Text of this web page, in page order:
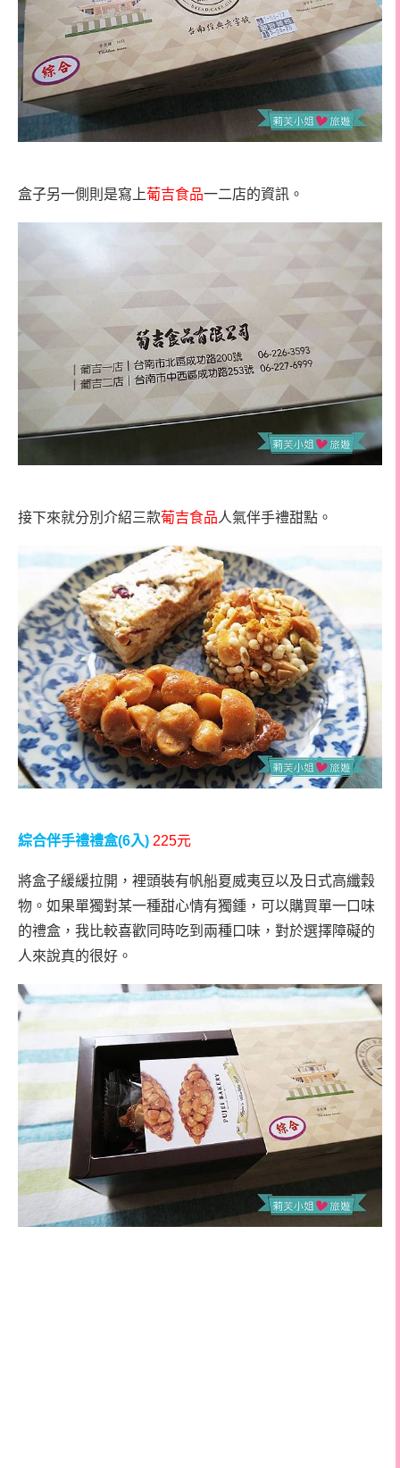
盒子另一側則是寫上葡吉食品一二店的資訊。
接下來就分別介紹三款葡吉食品人氣伴手禮甜點。
綜合伴手禮禮盒(6入) 225元
將盒子緩緩拉開，裡頭裝有帆船夏威夷豆以及日式高纖穀
物。如果單獨對某一種甜心情有獨鍾，可以購買單一口味
的禮盒，我比較喜歡同時吃到兩種口味，對於選擇障礙的
人來說真的很好。